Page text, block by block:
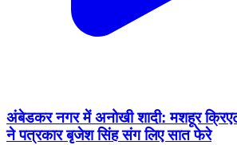
अंबेडकर नगर में अनोखी शादी: मशहूर
ने पत्रकार बृजेश सिंह संग लिए सात फेरे